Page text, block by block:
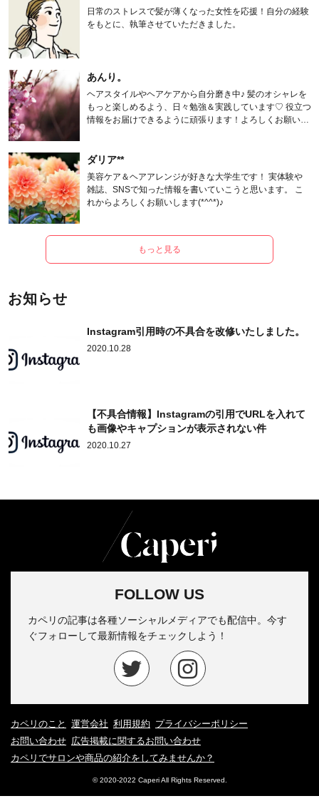
日常のストレスで髪が薄くなった女性を応援！自分の経験
をもとに、執筆させていただきました。
あんり。
ヘアスタイルやヘアケアから自分磨き中♪ 髪のオシャレを
もっと楽しめるよう、日々勉強＆実践しています♡ 役立つ
情報をお届けできるように頑張ります！よろしくお願いし
ダリア**
美容ケア＆ヘアアレンジが好きな大学生です！ 実体験や
雑誌、SNSで知った情報を書いていこうと思います。 こ
れからよろしくお願いします(*^^*)♪
もっと見る
お知らせ
Instagram引用時の不具合を改修いたしました。
2020.10.28
【不具合情報】Instagramの引用でURLを入れて
も画像やキャプションが表示されない件
2020.10.27
FOLLOW US
カペリの記事は各種ソーシャルメディアでも配信中。今す
ぐフォローして最新情報をチェックしよう！
カペリのこと 運営会社 利用規約 プライバシーポリシー
お問い合わせ 広告掲載に関するお問い合わせ
カペリでサロンや商品の紹介をしてみませんか？
© 2020-2022 Caperi All Rights Reserved.